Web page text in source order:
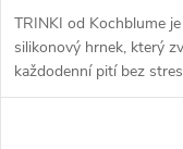
TRINKI od Kochblume
silikonový hrnek, který
každodenní pití bez
doma, na cestách i u